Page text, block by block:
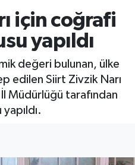
için coğrafi
yapıldı
değeri bulunan, ülke
edilen Siirt Zivzik Narı
Müdürlüğü tarafından
ve Fikstür